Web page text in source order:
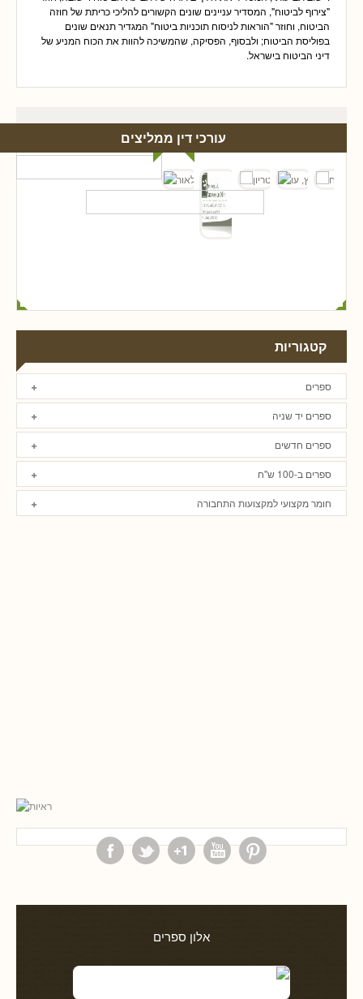
"צירוף לביטוח", המסדיר עניינים שונים הקשורים להליכי כריתת של חוזה
הביטוח, וחוזר "הוראות לניסוח תוכניות ביטוח" המגדיר תנאים שונים
בפוליסת הביטוח; ולבסוף, הפסיקה, שהמשיכה להוות את הכוח המניע של
דיני הביטוח בישראל.
עורכי דין ממליצים
קטגוריות
ספרים
ספרים יד שניה
ספרים חדשים
ספרים ב-100 ש"ח
חומר מקצועי למקצועות התחבורה
אלון ספרים